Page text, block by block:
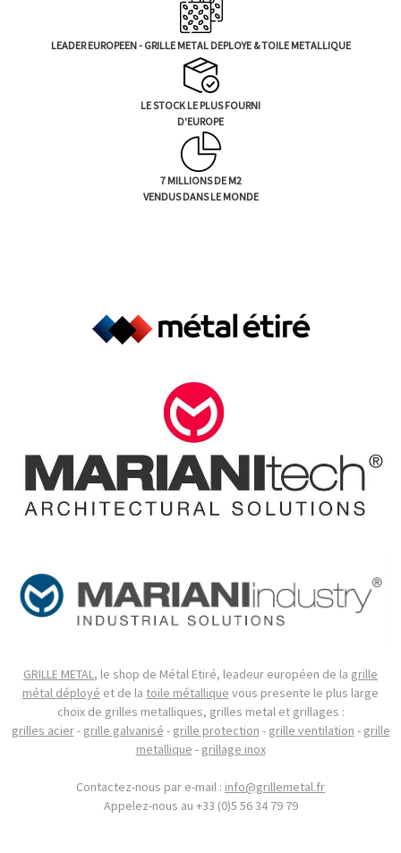
LEADER EUROPEEN - GRILLE METAL DEPLOYE & TOILE METALLIQUE
LE STOCK LE PLUS FOURNI
D'EUROPE
7 MILLIONS DE M2
VENDUS DANS LE MONDE
GRILLE METAL, le shop de Métal Etiré, leadeur européen de la grille
métal déployé et de la toile métallique vous presente le plus large
choix de grilles metalliques, grilles metal et grillages :
grilles acier- grille galvanisé - grille protection - grille ventilation - grille
metallique - grillage inox
Contactez-nous par e-mail : info@grillemetal.fr
Appelez-nous au +33 (0)5 56 34 79 79